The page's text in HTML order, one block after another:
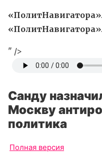
«ПолитНавигатора»
«ПолитНавигатора»
" />
Санду
Москву
политика
Полная версия